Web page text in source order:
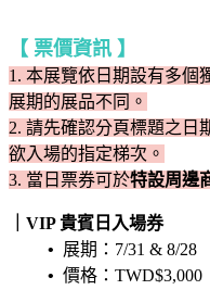
【 票價資訊 】
1. 本展覽依日期設有多個
展期的展品不同。
2. 請先確認分頁標題之日
欲入場的指定梯次。
3. 當日票券可於特設周邊
｜VIP 貴賓日入場券
• 展期：7/31 & 8/28
• 價格：TWD$3,000